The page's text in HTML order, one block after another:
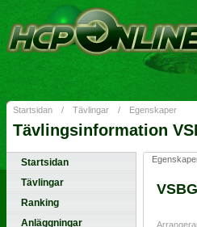
Startsidan / Tävlingar / Egenskaper
Tävlingsinformation
Startsidan
Tävlingar
Ranking
Anläggningar